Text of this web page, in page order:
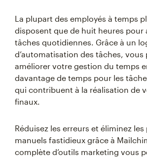
La plupart des employés à temps
disposent que de huit heures pour
tâches quotidiennes. Grâce à un
d’automatisation des tâches, vous
améliorer votre gestion du temps
davantage de temps pour les
qui contribuent à la réalisation de
finaux.
Réduisez les erreurs et éliminez les
manuels fastidieux grâce à
complète d’outils marketing vous